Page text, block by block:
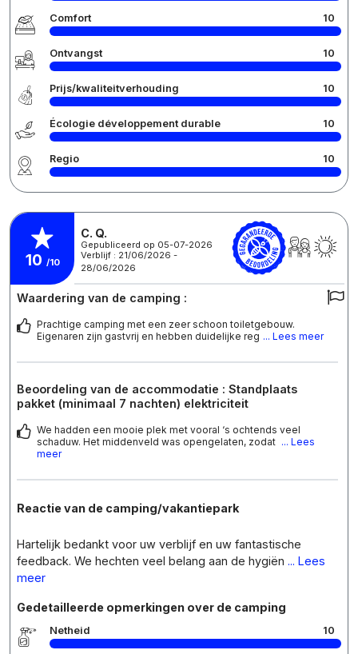
Comfort 10
Ontvangst 10
Prijs/kwaliteitverhouding 10
Écologie développement durable 10
Regio 10
10 /10
C. Q.
Gepubliceerd op 05-07-2026
Verblijf : 21/06/2026 -
28/06/2026
Waardering van de camping :
Prachtige camping met een zeer schoon toiletgebouw.
Eigenaren zijn gastvrij en hebben duidelijke reg ... Lees meer
Beoordeling van de accommodatie : Standplaats
pakket (minimaal 7 nachten) elektriciteit
We hadden een mooie plek met vooral ‘s ochtends veel
schaduw. Het middenveld was opengelaten, zodat ... Lees
meer
Reactie van de camping/vakantiepark
Hartelijk bedankt voor uw verblijf en uw fantastische
feedback. We hechten veel belang aan de hygiën ... Lees
meer
Gedetailleerde opmerkingen over de camping
Netheid 10